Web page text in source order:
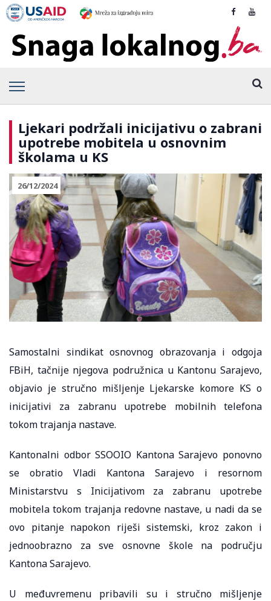
Ljekari podržali inicijativu o zabrani
upotrebe mobitela u osnovnim
školama u KS
26/12/2024
Samostalni sindikat osnovnog obrazovanja i odgoja
FBiH, tačnije njegova podružnica u Kantonu Sarajevo,
objavio je stručno mišljenje Ljekarske komore KS o
inicijativi za zabranu upotrebe mobilnih telefona
tokom trajanja nastave.
Kantonalni odbor SSOOIO Kantona Sarajevo ponovno
se obratio Vladi Kantona Sarajevo i resornom
Ministarstvu s Inicijativom za zabranu upotrebe
mobitela tokom trajanja redovne nastave, u nadi da se
ovo pitanje napokon riješi sistemski, kroz zakon i
jednoobrazno za sve osnovne škole na području
Kantona Sarajevo.
U međuvremenu pribavili su i stručno mišljenje